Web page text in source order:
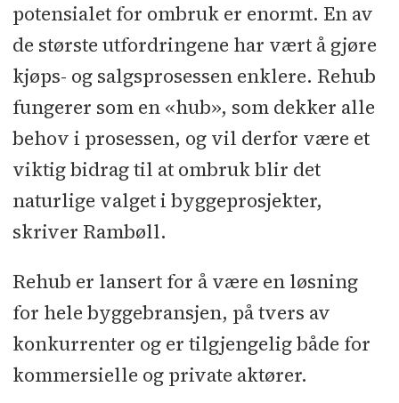
potensialet for ombruk er enormt. En av
de største utfordringene har vært å gjøre
kjøps- og salgsprosessen enklere. Rehub
fungerer som en «hub», som dekker alle
behov i prosessen, og vil derfor være et
viktig bidrag til at ombruk blir det
naturlige valget i byggeprosjekter,
skriver Rambøll.
Rehub er lansert for å være en løsning
for hele byggebransjen, på tvers av
konkurrenter og er tilgjengelig både for
kommersielle og private aktører.